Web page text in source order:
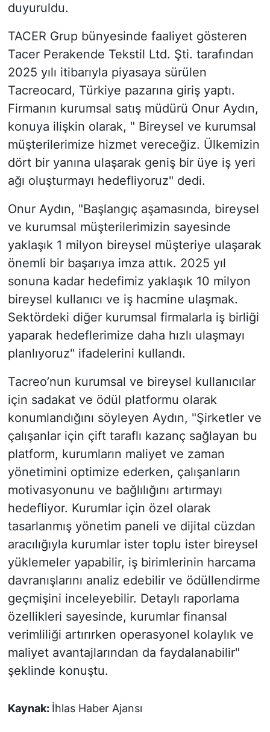
duyuruldu.
TACER Grup bünyesinde faaliyet gösteren
Tacer Perakende Tekstil Ltd. Şti. tarafından
2025 yılı itibarıyla piyasaya sürülen
Tacreocard, Türkiye pazarına giriş yaptı.
Firmanın kurumsal satış müdürü Onur Aydın,
konuya ilişkin olarak, " Bireysel ve kurumsal
müşterilerimize hizmet vereceğiz. Ülkemizin
dört bir yanına ulaşarak geniş bir üye iş yeri
ağı oluşturmayı hedefliyoruz" dedi.
Onur Aydın, "Başlangıç aşamasında, bireysel
ve kurumsal müşterilerimizin sayesinde
yaklaşık 1 milyon bireysel müşteriye ulaşarak
önemli bir başarıya imza attık. 2025 yıl
sonuna kadar hedefimiz yaklaşık 10 milyon
bireysel kullanıcı ve iş hacmine ulaşmak.
Sektördeki diğer kurumsal firmalarla iş birliği
yaparak hedeflerimize daha hızlı ulaşmayı
planlıyoruz" ifadelerini kullandı.
Tacreo’nun kurumsal ve bireysel kullanıcılar
için sadakat ve ödül platformu olarak
konumlandığını söyleyen Aydın, "Şirketler ve
çalışanlar için çift taraflı kazanç sağlayan bu
platform, kurumların maliyet ve zaman
yönetimini optimize ederken, çalışanların
motivasyonunu ve bağlılığını artırmayı
hedefliyor. Kurumlar için özel olarak
tasarlanmış yönetim paneli ve dijital cüzdan
aracılığıyla kurumlar ister toplu ister bireysel
yüklemeler yapabilir, iş birimlerinin harcama
davranışlarını analiz edebilir ve ödüllendirme
geçmişini inceleyebilir. Detaylı raporlama
özellikleri sayesinde, kurumlar finansal
verimliliği artırırken operasyonel kolaylık ve
maliyet avantajlarından da faydalanabilir"
şeklinde konuştu.
Kaynak: İhlas Haber Ajansı